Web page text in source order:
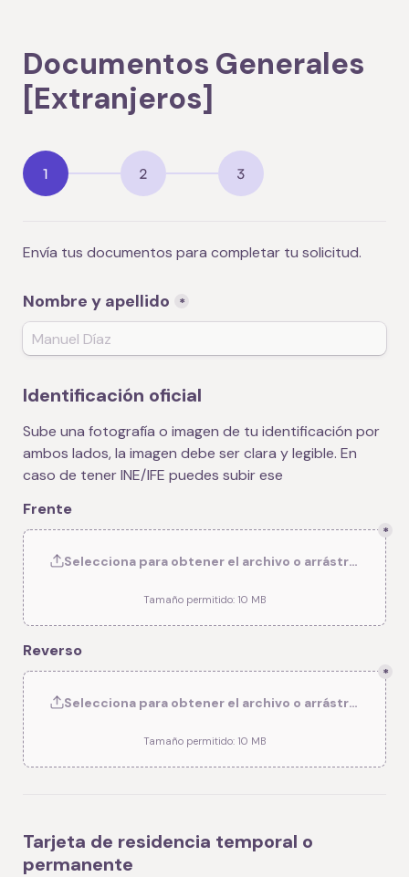
Documentos Generales
[Extranjeros]
Envía tus documentos para completar tu solicitud.
Nombre y apellido *
Identificación oficial
Sube una fotografía o imagen de tu identificación por
ambos lados, la imagen debe ser clara y legible. En
caso de tener INE/IFE puedes subir ese
Frente
Selecciona para obtener el archivo o arrástralo
Tamaño permitido: 10 MB
*
Reverso
Selecciona para obtener el archivo o arrástralo
Tamaño permitido: 10 MB
*
Tarjeta de residencia temporal o
permanente